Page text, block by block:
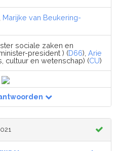
Marijke van Beukering-
sociale zaken en
president ) (D66), Arie
cultuur en wetenschap) (CU)